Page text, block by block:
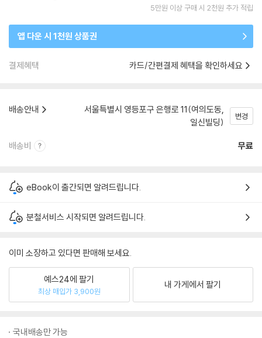
5만원 이상 구매 시 2천원 추가 적립
앱 다운 시 1천원 상품권
결제혜택 카드/간편결제 혜택을 확인하세요
배송안내
서울특별시 영등포구 은행로 11(여의도동,
일신빌딩)
변경
배송비 무료
eBook이 출간되면 알려드립니다.
분철서비스 시작되면 알려드립니다.
이미 소장하고 있다면 판매해 보세요.
예스24에 팔기
최상 매입가 3,900원
내 가게에서 팔기
국내배송만 가능